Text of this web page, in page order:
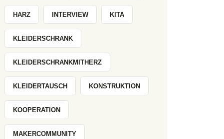
HARZ INTERVIEW KITA
KLEIDERSCHRANK
KLEIDERSCHRANKMITHERZ
KLEIDERTAUSCH KONSTRUKTION
KOOPERATION
MAKERCOMMUNITY